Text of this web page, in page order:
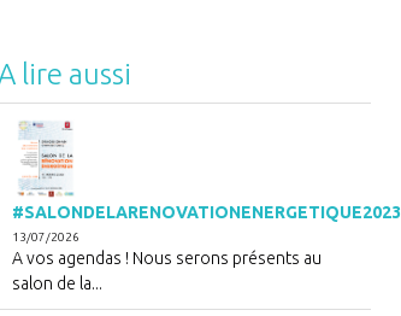
lire aussi
#SALONDELARENOVATIONENERGETIQUE2023
13/07/2026
A vos agendas ! Nous serons présents au
salon de la...